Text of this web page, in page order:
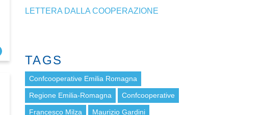
LETTERA DALLA COOPERAZIONE
TAGS
Confcooperative Emilia Romagna
Regione Emilia-Romagna Confcooperative
Francesco Milza Maurizio Gardini